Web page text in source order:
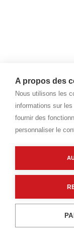
A propos des
Nous utilisons les
informations sur
fournir des
personnaliser le